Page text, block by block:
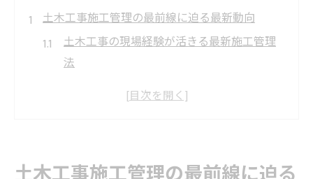
土木工事施工管理の最前線に迫る最新動向
土木工事の現場経験が活きる最新施工管理
法
愛知県の土木工事動向と求人情報の把握方